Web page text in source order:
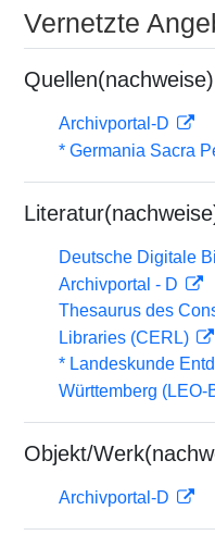
Vernetzte
Quellen(nachweise)
Archivportal-D
* Germania Sacra
Deutsche Digitale
Archivportal - D
Thesaurus des
Libraries (CERL)
* Landeskunde
Württemberg (LEO-
Objekt/
Archivportal-D